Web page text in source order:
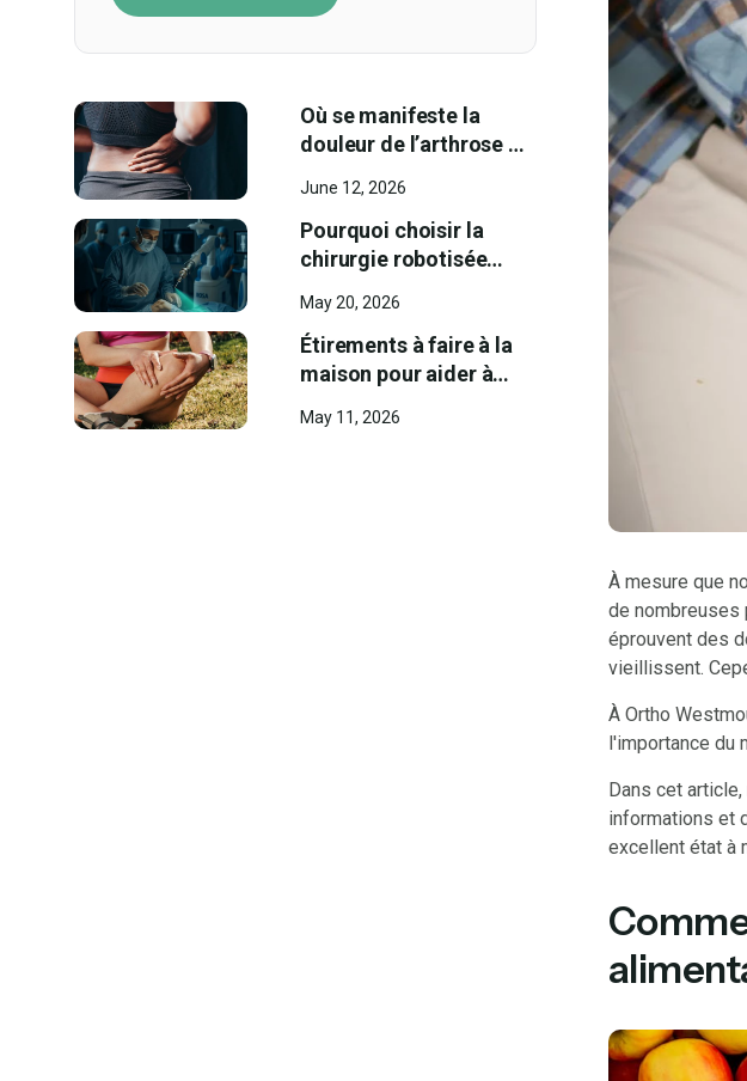
Où se manifeste la
douleur de l’arthrose de
les plus fréquentes et
les premiers signes à
reconnaître
June 12, 2026
Pourquoi choisir la
chirurgie robotisée
Ortho Westmount ?
May 20, 2026
Étirements à faire à la
maison pour aider à
genou
May 11, 2026
À mesure que
de nombreuses
éprouvent des
vieillissent.
À Ortho
l'importance du
Dans cet
informations et
excellent état à